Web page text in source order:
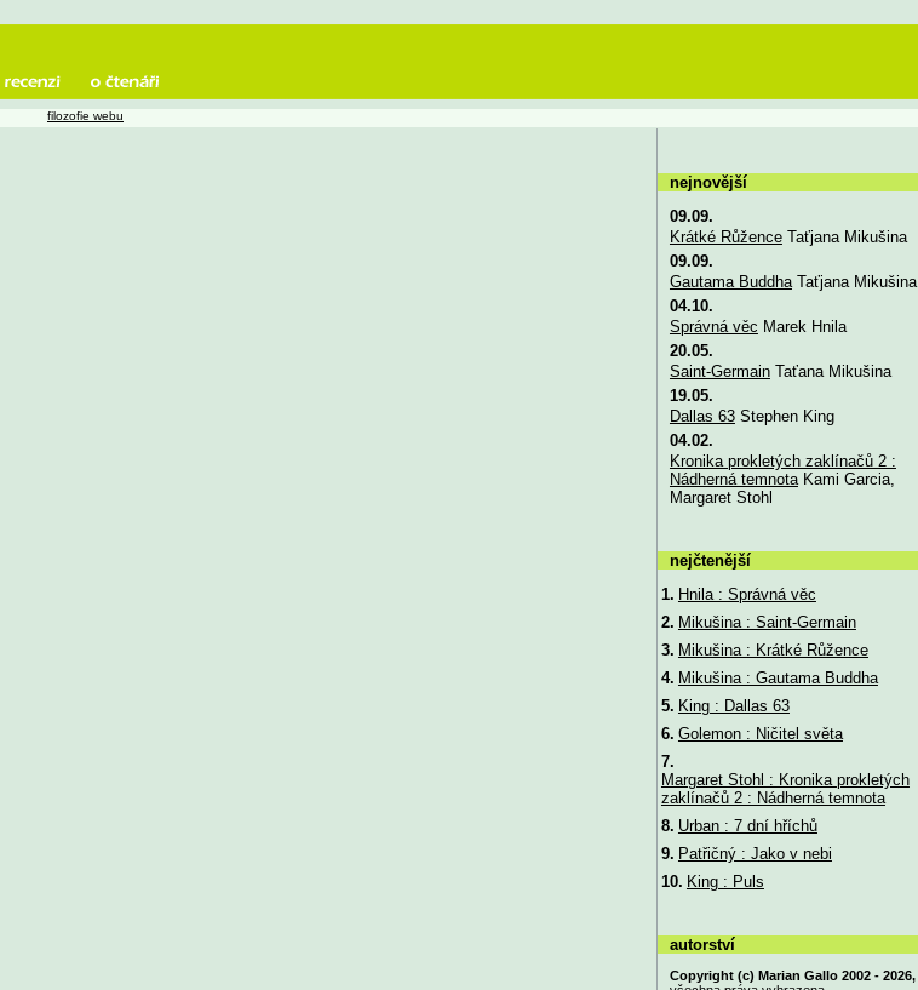
filozofie webu
nejnovější
09.09.
Krátké RůženceTaťjana Mikušina
09.09.
Gautama BuddhaTaťjana Mikušina
04.10.
Správná věc Marek Hnila
20.05.
Saint-GermainTaťana Mikušina
19.05.
Dallas 63Stephen King
04.02.
Kronika prokletých zaklínačů 2 :
Nádherná temnotaKami Garcia,
Margaret Stohl
nejčtenější
1. Hnila : Správná věc
2. Mikušina : Saint-Germain
3. Mikušina : Krátké Růžence
4. Mikušina : Gautama Buddha
5. King : Dallas 63
6. Golemon : Ničitel světa
7.
Margaret Stohl : Kronika prokletých
zaklínačů 2 : Nádherná temnota
8. Urban : 7 dní hříchů
9. Patřičný : Jako v nebi
10. King : Puls
autorství
Copyright (c) Marian Gallo 2002 - 2026,